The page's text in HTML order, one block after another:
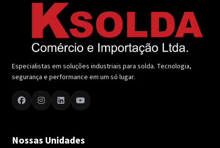
Especialistas em soluções industriais para solda. Tecnologia,
segurança e performance em um só lugar.
Nossas Unidades